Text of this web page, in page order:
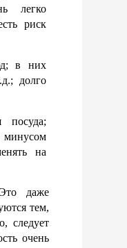
легко
риск
в них
долго
посуда;
минусом
на
даже
тем,
следует
очень